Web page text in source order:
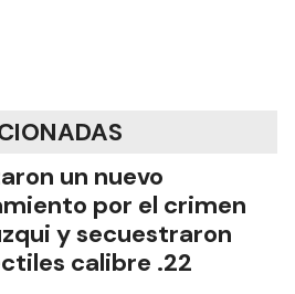
un nuevo
por el crimen
y secuestraron
calibre .22